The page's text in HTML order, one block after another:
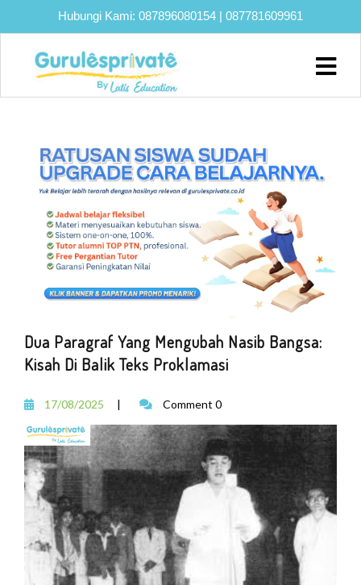
Hubungi Kami: 087896080154 | 087781609961
Home
Program
Bimbel
SNBT
Lainnya
Dua Paragraf Yang Mengubah Nasib Bangsa:
Kisah Di Balik Teks Proklamasi
17/08/2025 | Comment 0